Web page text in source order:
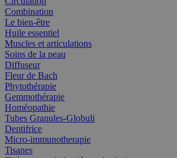
Combination
Le bien-être
Huile essentiel
Muscles et articulations
Soins de la peau
Diffuseur
Fleur de Bach
Phytothérapie
Gemmothérapie
Homéopathie
Tubes Granules-Globuli
Dentifrice
Micro-immunotherapie
Tisanes